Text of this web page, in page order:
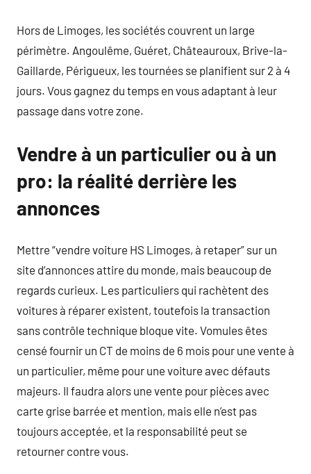
Hors de Limoges, les sociétés couvrent un large
périmètre. Angoulême, Guéret, Châteauroux, Brive-la-
Gaillarde, Périgueux, les tournées se planifient sur 2 à 4
jours. Vous gagnez du temps en vous adaptant à leur
passage dans votre zone.
Vendre à un particulier ou à un
pro: la réalité derrière les
annonces
Mettre “vendre voiture HS Limoges, à retaper” sur un
site d’annonces attire du monde, mais beaucoup de
regards curieux. Les particuliers qui rachètent des
voitures à réparer existent, toutefois la transaction
sans contrôle technique bloque vite. Vomules êtes
censé fournir un CT de moins de 6 mois pour une vente à
un particulier, même pour une voiture avec défauts
majeurs. Il faudra alors une vente pour pièces avec
carte grise barrée et mention, mais elle n’est pas
toujours acceptée, et la responsabilité peut se
retourner contre vous.